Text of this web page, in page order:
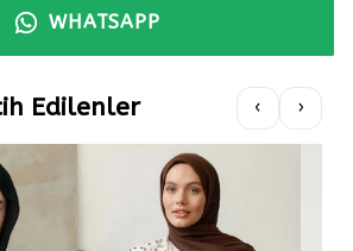
WHATSAPP
Edilenler ‹ ›